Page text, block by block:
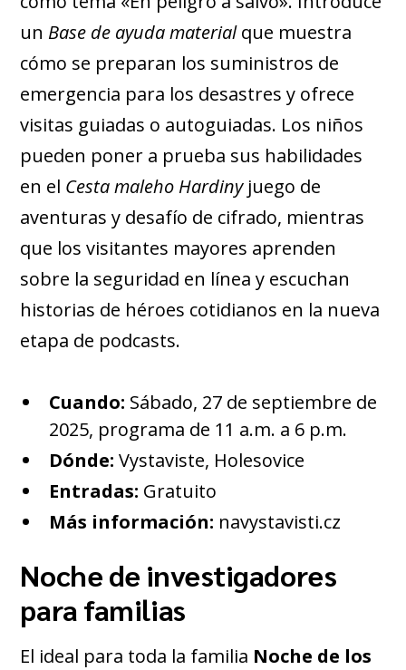
un Base de ayuda materialque muestra
cómo se preparan los suministros de
emergencia para los desastres y ofrece
visitas guiadas o autoguiadas. Los niños
pueden poner a prueba sus habilidades
en el Cesta maleho Hardinyjuego de
aventuras y desafío de cifrado, mientras
que los visitantes mayores aprenden
sobre la seguridad en línea y escuchan
historias de héroes cotidianos en la nueva
etapa de podcasts.
Cuando: Sábado, 27 de septiembre de
2025, programa de 11 a.m. a 6 p.m.
Dónde: Vystaviste, Holesovice
Entradas: Gratuito
Más información: navystavisti.cz
Noche de investigadores
para familias
El ideal para toda la familia Noche de los